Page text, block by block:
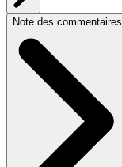
Note des commentaires